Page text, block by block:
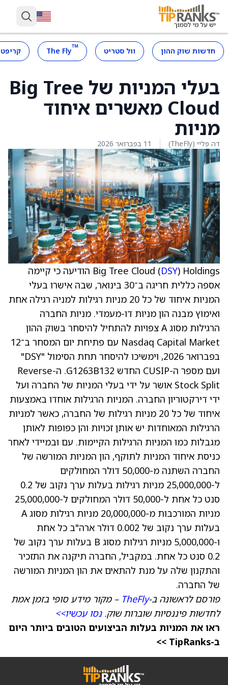
חדשות שוק ההון וול סטריט ™
The Fly
בעלי המניות של Big Tree
Cloud מאשרים איחוד
מניות
דה פליי (TheFly) 11 בפברואר 2026
Big Tree Cloud (DSY
) Holdings הודיעה כי קיימה
אספה כללית חריגה ב־30 בינואר, שבה אישרו בעלי
המניות איחוד של כל 20 מניות רגילות למניה רגילה אחת
ואימוץ מבנה הון מניות דו-מעמדי. מניות החברה
הרגילות מסוג A צפויות להתחיל להיסחר בשוק ההון
Nasdaq Capital Market עם פתיחת יום המסחר ב־12
בפברואר 2026, וימשיכו להיסחר תחת הסימול "DSY"
ועם מספר ה-CUSIP החדש G1263B132. ה-Reverse
Stock Split אושר על ידי בעלי המניות של החברה ועל
ידי דירקטוריון החברה. המניות הרגילות אוחדו באמצעות
איחוד של כל 20 מניות רגילות של החברה, כאשר למניות
הרגילות המאוחדות יש אותן זכויות והן כפופות לאותן
מגבלות כמו המניות הרגילות הקיימות. עם ובמיידי לאחר
כניסת איחוד המניות לתוקף, הון המניות המורשה של
החברה השתנה מ-50,000 דולר המחולקים
ל-25,000,000 מניות רגילות בעלות ערך נקוב של 0.2
סנט כל אחת ל-50,000 דולר המחולקים ל-25,000,000
מניות המורכבות מ-20,000,000 מניות רגילות מסוג A
בעלות ערך נקוב של 0.002 דולר ארה"ב כל אחת
ו-5,000,000 מניות רגילות מסוג B בעלות ערך נקוב של
0.2 סנט כל אחת. במקביל, החברה תיקנה את התזכיר
והתקנון שלה על מנת להתאים את הון המניות המורשה
של החברה.
פורסם לראשונה ב-TheFly – מקור מידע סופי בזמן אמת
לחדשות פיננסיות שוברות שוק.נסו עכשיו>>
ראו את המניות בעלות הביצועים הטובים ביותר היום
ב-TipRanks >>